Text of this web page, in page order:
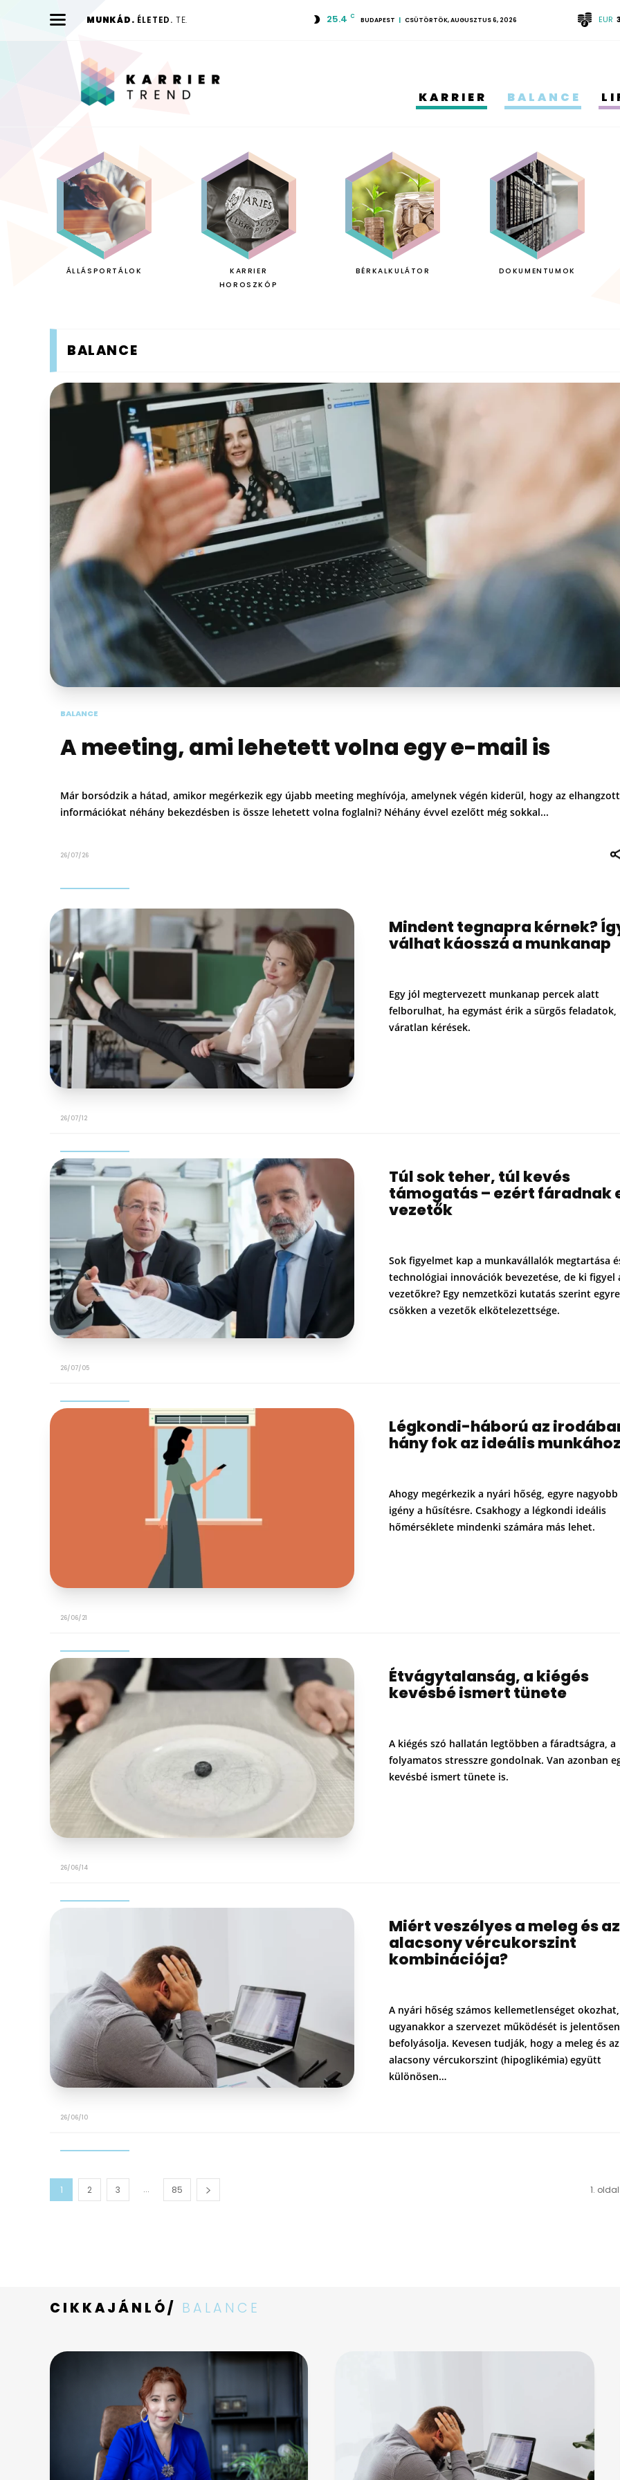
MUNKÁD. ÉLETED. TE. 25.4 C BUDAPEST CSÜTÖRTÖK, AUGUSZTUS 6, 2026 EUR
KARRIER BALANCE
ÁLLÁSPORTÁLOK
KARRIER
HOROSZKÓP
BÉRKALKULÁTOR DOKUMENTUMOK
BALANCE
BALANCE
A meeting, ami lehetett volna egy e-mail is
Már borsódzik a hátad, amikor megérkezik egy újabb meeting meghívója, amelynek végén kiderül, hogy az elhangzott
információkat néhány bekezdésben is össze lehetett volna foglalni? Néhány évvel ezelőtt még sokkal...
26/07/26
Mindent tegnapra kérnek?
válhat káosszá a munkanap
Egy jól megtervezett munkanap percek alatt
felborulhat, ha egymást érik a sürgős feladatok,
váratlan kérések.
26/07/12
Túl sok teher, túl kevés
támogatás – ezért fáradnak
vezetők
Sok figyelmet kap a munkavállalók megtartása
technológiai innovációk bevezetése, de ki figyel
vezetőkre? Egy nemzetközi kutatás szerint egyre
csökken a vezetők elkötelezettsége.
26/07/05
Légkondi-háború az
hány fok az ideális
Ahogy megérkezik a nyári hőség, egyre nagyobb
igény a hűsítésre. Csakhogy a légkondi ideális
hőmérséklete mindenki számára más lehet.
26/06/21
Étvágytalanság, a kiégés
kevésbé ismert tünete
A kiégés szó hallatán legtöbben a fáradtságra, a
folyamatos stresszre gondolnak. Van azonban
kevésbé ismert tünete is.
26/06/14
Miért veszélyes a meleg és az
alacsony vércukorszint
kombinációja?
A nyári hőség számos kellemetlenséget okozhat,
ugyanakkor a szervezet működését is jelentősen
befolyásolja. Kevesen tudják, hogy a meleg és az
alacsony vércukorszint (hipoglikémia) együtt
különösen…
26/06/10
1 2 3 ... 85 1.
CIKKAJÁNLÓ/ BALANCE